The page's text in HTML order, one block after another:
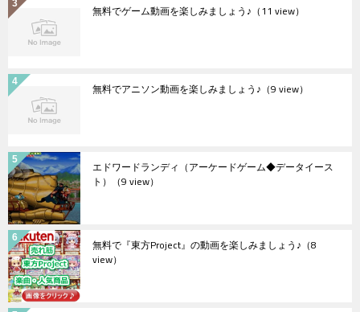
無料でゲーム動画を楽しみましょう♪ （11 view）
無料でアニソン動画を楽しみましょう♪ （9 view）
エドワードランディ（アーケードゲーム◆データイース
ト） （9 view）
無料で『東方Project』の動画を楽しみましょう♪ （8
view）